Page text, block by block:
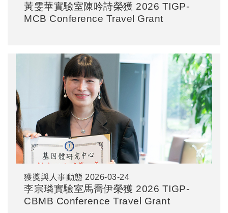
黃雯華實驗室陳吟詩榮獲 2026 TIGP-
MCB Conference Travel Grant
獲獎與人事動態 2026-03-24
李宗璘實驗室馬喬伊榮獲 2026 TIGP-
CBMB Conference Travel Grant